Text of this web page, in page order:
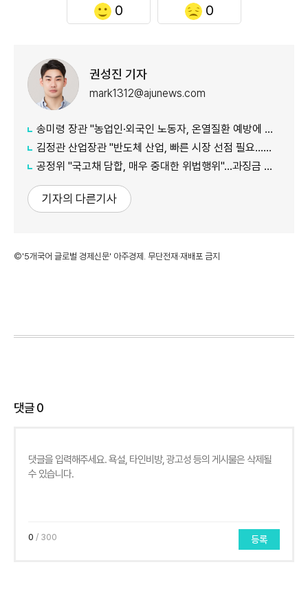
0 0
권성진 기자
mark1312@ajunews.com
송미령 장관 "농업인·외국인 노동자, 온열질환 예방에 가용자원 총동원"
김정관 산업장관 "반도체 산업, 빠른 시장 선점 필요…주52시간제 손봐야"
공정위 "국고채 담합, 매우 중대한 위법행위"...과징금 최대 15조원 전망
기자의 다른기사
©'5개국어 글로벌 경제신문' 아주경제. 무단전재·재배포 금지
댓글0
0 / 300 등록